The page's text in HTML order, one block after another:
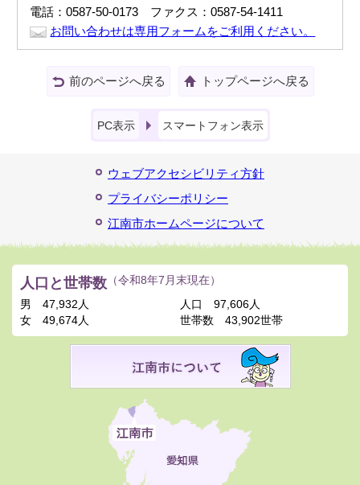
電話：0587-50-0173 ファクス：0587-54-1411
お問い合わせは専用フォームをご利用ください。
前のページへ戻る トップページへ戻る
PC表示 スマートフォン表示
ウェブアクセシビリティ方針
プライバシーポリシー
江南市ホームページについて
人口と世帯数 （令和8年7月末現在）
男
47,932人
女
49,674人
人口
97,606人
世帯数
43,902世帯